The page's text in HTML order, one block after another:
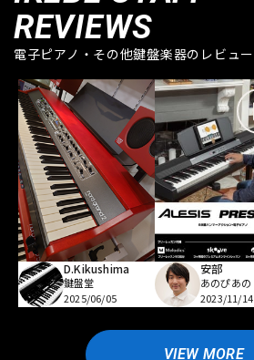
REVIEWS
電子ピアノ・その他鍵盤楽器のレビュー
D.Kikushima
鍵盤堂
2025/06/05
安部
あのぴあの
2023/11/14
VIEW MORE